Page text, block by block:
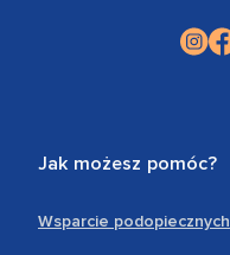
Jak możesz pomóc?
Wsparcie podopiecznych